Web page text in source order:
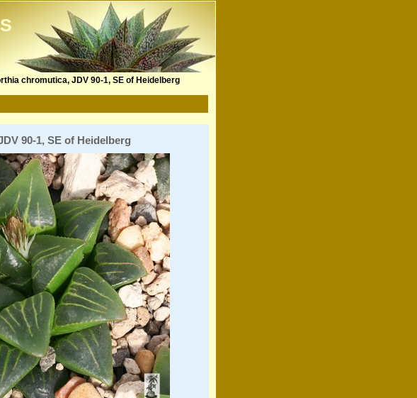
chromutica, JDV 90-1, SE of Heidelberg
90-1, SE of Heidelberg